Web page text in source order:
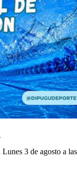
3 de agosto a las